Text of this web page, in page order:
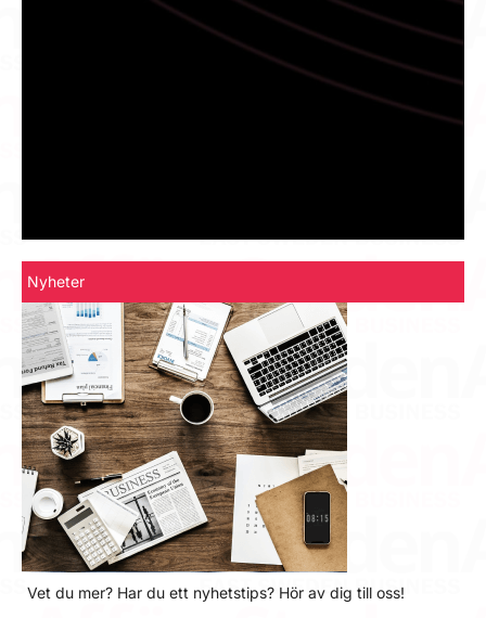
Nyheter
Vet du mer? Har du ett nyhetstips? Hör av dig till oss!